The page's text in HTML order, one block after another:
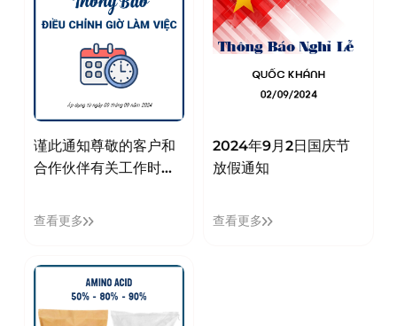
谨此通知尊敬的客户和
合作伙伴有关工作时间
查看更多
2024年9月2日国庆节
放假通知
查看更多